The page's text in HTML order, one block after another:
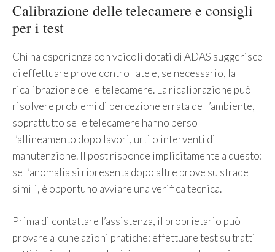
Calibrazione delle telecamere e consigli
per i test
Chi ha esperienza con veicoli dotati di ADAS suggerisce
di effettuare prove controllate e, se necessario, la
ricalibrazione delle telecamere. La ricalibrazione può
risolvere problemi di percezione errata dell’ambiente,
soprattutto se le telecamere hanno perso
l’allineamento dopo lavori, urti o interventi di
manutenzione. Il post risponde implicitamente a questo:
se l’anomalia si ripresenta dopo altre prove su strade
simili, è opportuno avviare una verifica tecnica.
Prima di contattare l’assistenza, il proprietario può
provare alcune azioni pratiche: effettuare test su tratti